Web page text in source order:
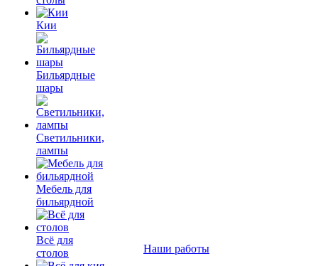
Кии
Бильярдные
шары
Светильники,
лампы
Мебель для
бильярдной
Всё для
столов
Наши работы